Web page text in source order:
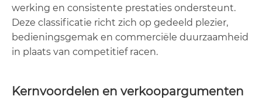
werking en consistente prestaties ondersteunt.
Deze classificatie richt zich op gedeeld plezier,
bedieningsgemak en commerciële duurzaamheid
in plaats van competitief racen.
Kernvoordelen en verkoopargumenten